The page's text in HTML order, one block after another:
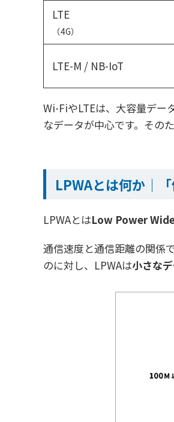
LTE
（4G）
LTE-M / NB-IoT
Wi-FiやLTEは、大容量デー
なデータが中心です。その
LPWAとは何か｜
LPWAとはLow Power Wide
通信速度と通信距離の関係
のに対し、LPWAは小さな